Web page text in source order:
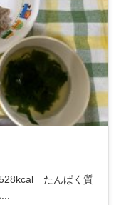
528kcal たんぱく質